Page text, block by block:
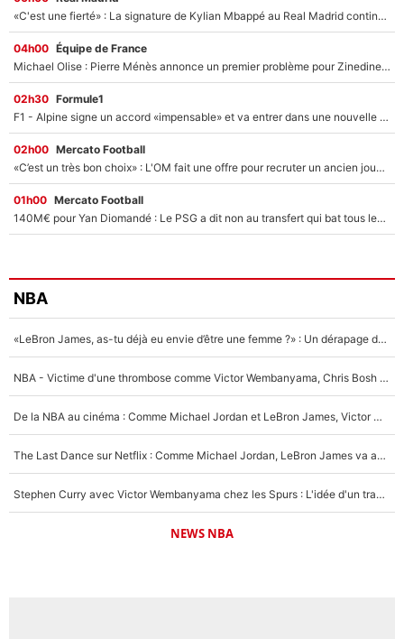
«C'est une fierté» : La signature de Kylian Mbappé au Real Madrid continue de régaler l'Espagne
04h00 Équipe de France
Michael Olise : Pierre Ménès annonce un premier problème pour Zinedine Zidane en équipe de France
02h30 Formule1
F1 - Alpine signe un accord «impensable» et va entrer dans une nouvelle dimension : Grande nouvelle pour Pierre Gasly !
02h00 Mercato Football
«C’est un très bon choix» : L'OM fait une offre pour recruter un ancien joueur du PSG... et c'est validé dans l'After Foot !
01h00 Mercato Football
140M€ pour Yan Diomandé : Le PSG a dit non au transfert qui bat tous les records sur le mercato
NBA
«LeBron James, as-tu déjà eu envie d’être une femme ?» : Un dérapage de Donald Trump sur la superstar de la NBA refait surface
NBA - Victime d'une thrombose comme Victor Wembanyama, Chris Bosh prévient le Français des risques sur sa santé : «J’ai failli mourir sur le coup et j’ai été ramené à la vie»
De la NBA au cinéma : Comme Michael Jordan et LeBron James, Victor Wembanyama rêve d'une carrière d'acteur !
The Last Dance sur Netflix : Comme Michael Jordan, LeBron James va avoir le droit à sa série !
Stephen Curry avec Victor Wembanyama chez les Spurs : L'idée d'un trade historique est lancée en NBA !
NEWS NBA